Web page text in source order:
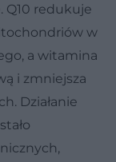
Q10 redukuje
w
a witamina
i zmniejsza
Działanie